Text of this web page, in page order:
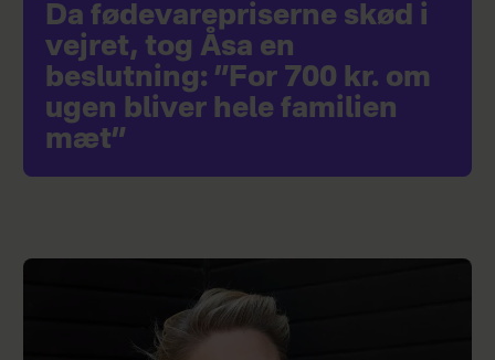
Da fødevarepriserne skød i
vejret, tog Åsa en
beslutning: ”For 700 kr. om
ugen bliver hele familien
mæt”